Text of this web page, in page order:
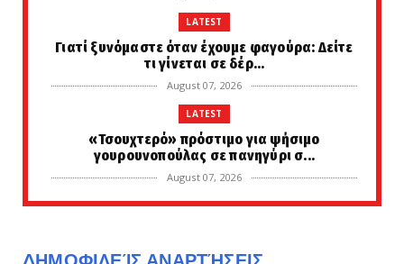
LATEST
Γιατί ξυνόμαστε όταν έχουμε φαγούρα: Δείτε
τι γίνεται σε δέρ...
August 07, 2026
LATEST
«Τσουχτερό» πρόστιμο για ψήσιμο
γουρουνοπούλας σε πανηγύρι σ...
August 07, 2026
LATEST